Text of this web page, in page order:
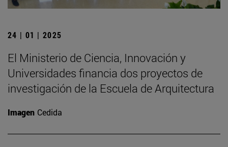
24 | 01 | 2025
El Ministerio de Ciencia, Innovación y
Universidades financia dos proyectos de
investigación de la Escuela de Arquitectura
Imagen Cedida